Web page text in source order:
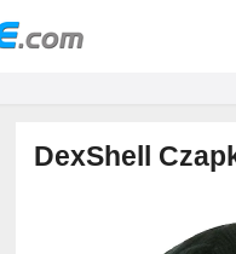
DexShell